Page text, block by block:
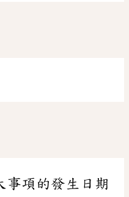
事項的發生日期